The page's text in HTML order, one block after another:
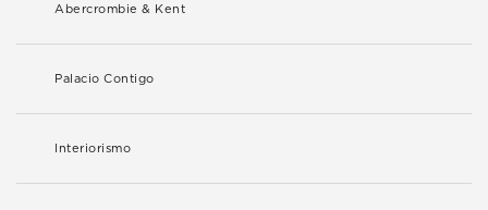
Abercrombie & Kent
Palacio Contigo
Interiorismo